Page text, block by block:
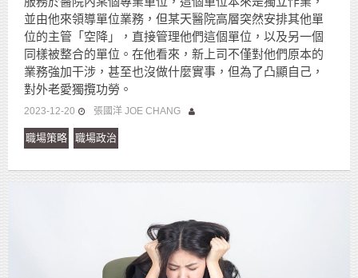
並由他來領導單位業務，但某天醫院高層突然安排其他單
位的主管「空降」，直接管理他們這個單位，以及另一個
同樣被整合的單位。在他看來，新上司不僅對他們原本的
業務強加干涉，甚至也沒做什麼實事，但為了凸顯自己，
對外老愛獨攬功勞。
2023-12-20 張國洋 JOE CHANG
職場策略 職場政治